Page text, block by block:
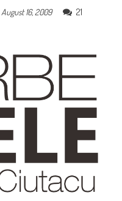
August 16, 2009
21